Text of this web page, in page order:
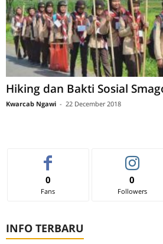
Hiking dan Bakti Sosial
Kwarcab Ngawi - 22 December 2018
0
Fans
0
Followers
INFO TERBARU